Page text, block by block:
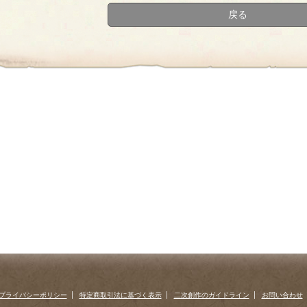
戻る
ライバシーポリシー 特定商取引法に基づく表示 二次創作のガイドライン お問い合わせ